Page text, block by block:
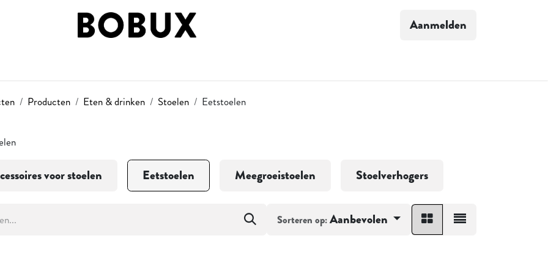
Aanmelden
Producten Eten & drinken Stoelen Eetstoelen
voor stoelen Eetstoelen Meegroeistoelen Stoelverhogers
Sorteren op:Aanbevolen